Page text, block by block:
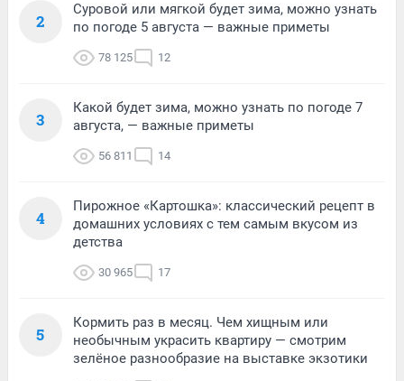
2
Суровой или мягкой будет зима, можно узнать
по погоде 5 августа — важные приметы
78 125 12
3
Какой будет зима, можно узнать по погоде 7
августа, — важные приметы
56 811 14
4
Пирожное «Картошка»: классический рецепт в
домашних условиях с тем самым вкусом из
детства
30 965 17
5
Кормить раз в месяц. Чем хищным или
необычным украсить квартиру — смотрим
зелёное разнообразие на выставке экзотики